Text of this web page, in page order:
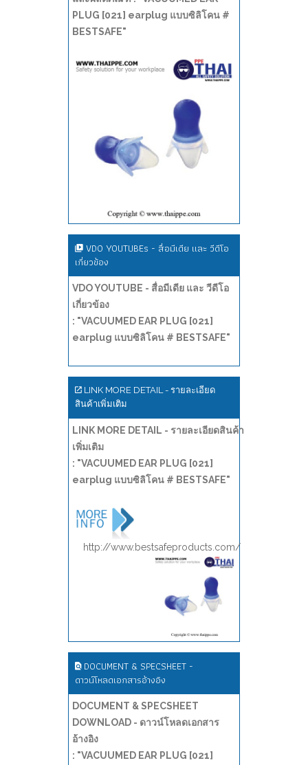
PLUG [021] earplug แบบซิลิโคน #
BESTSAFE"
VDO YOUTUBEs - สื่อมีเดีย และ วีดีโอ
เกี่ยวข้อง
VDO YOUTUBE - สื่อมีเดีย และ วีดีโอ
เกี่ยวข้อง
: "VACUUMED EAR PLUG [021]
earplug แบบซิลิโคน # BESTSAFE"
LINK MORE DETAIL - รายละเอียด
สินค้าเพิ่มเติม
LINK MORE DETAIL - รายละเอียดสินค้า
เพิ่มเติม
: "VACUUMED EAR PLUG [021]
earplug แบบซิลิโคน # BESTSAFE"
http://www.bestsafeproducts.com/
DOCUMENT & SPECSHEET -
ดาวน์โหลดเอกสารอ้างอิง
DOCUMENT & SPECSHEET
DOWNLOAD - ดาวน์โหลดเอกสาร
อ้างอิง
: "VACUUMED EAR PLUG [021]